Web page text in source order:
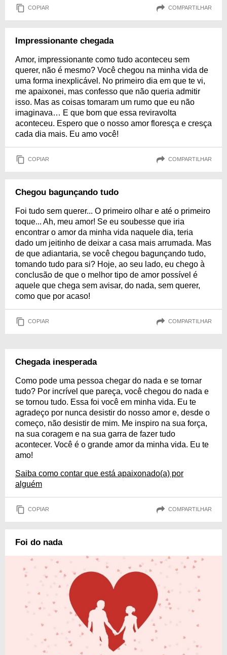
COPIAR COMPARTILHAR
Impressionante chegada
Amor, impressionante como tudo aconteceu sem
querer, não é mesmo? Você chegou na minha vida de
uma forma inexplicável. No primeiro dia em que te vi,
me apaixonei, mas confesso que não queria admitir
isso. Mas as coisas tomaram um rumo que eu não
imaginava… E que bom que essa reviravolta
aconteceu. Espero que o nosso amor floresça e cresça
cada dia mais. Eu amo você!
COPIAR COMPARTILHAR
Chegou bagunçando tudo
Foi tudo sem querer... O primeiro olhar e até o primeiro
toque... Ah, meu amor! Se eu soubesse que iria
encontrar o amor da minha vida naquele dia, teria
dado um jeitinho de deixar a casa mais arrumada. Mas
de que adiantaria, se você chegou bagunçando tudo,
tomando tudo para si? Hoje, ao seu lado, eu chego à
conclusão de que o melhor tipo de amor possível é
aquele que chega sem avisar, do nada, sem querer,
como que por acaso!
COPIAR COMPARTILHAR
Chegada inesperada
Como pode uma pessoa chegar do nada e se tornar
tudo? Por incrível que pareça, você chegou do nada e
se tornou tudo. Essa foi você em minha vida. Eu te
agradeço por nunca desistir do nosso amor e, desde o
começo, não desistir de mim. Me inspiro na sua força,
na sua coragem e na sua garra de fazer tudo
acontecer. Você é o grande amor da minha vida. Eu te
amo!
Saiba como contar que está apaixonado(a) por
alguém
COPIAR COMPARTILHAR
Foi do nada